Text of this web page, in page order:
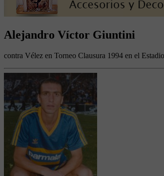
Alejandro Víctor Giuntini
contra Vélez en Torneo Clausura 1994 en el